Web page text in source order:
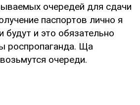
очередей для сдачи
паспортов лично я
будут и это обязательно
роспропаганда. Ща
очереди.